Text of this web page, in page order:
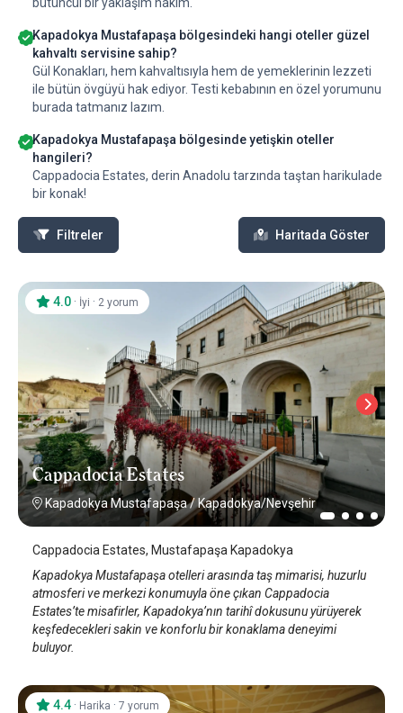
Kapadokya Mustafapaşa bölgesindeki hangi oteller güzel
kahvaltı servisine sahip?
Gül Konakları, hem kahvaltısıyla hem de yemeklerinin lezzeti
ile bütün övgüyü hak ediyor. Testi kebabının en özel yorumunu
burada tatmanız lazım.
Kapadokya Mustafapaşa bölgesinde yetişkin oteller
hangileri?
Cappadocia Estates, derin Anadolu tarzında taştan harikulade
bir konak!
Filtreler Haritada Göster
Cappadocia Estates
Kapadokya Mustafapaşa/Kapadokya/Nevşehir
4.0 · İyi · 2 yorum
Cappadocia Estates, Mustafapaşa Kapadokya
Kapadokya Mustafapaşa otelleri arasında taş mimarisi, huzurlu
atmosferi ve merkezi konumuyla öne çıkan Cappadocia
Estates’te misafirler, Kapadokya’nın tarihî dokusunu yürüyerek
keşfedecekleri sakin ve konforlu bir konaklama deneyimi
buluyor.
4.4 · Harika · 7 yorum